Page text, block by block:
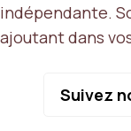
indépendante.
ajoutant dans
Suivez